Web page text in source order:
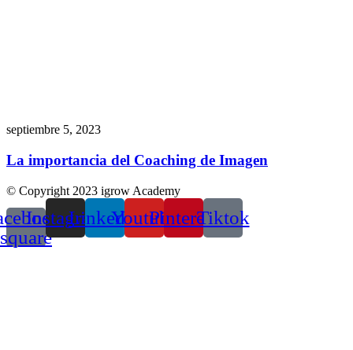
septiembre 5, 2023
La importancia del Coaching de Imagen
© Copyright 2023 igrow Academy
square
InstagramLinkedinYoutubePinterestTiktok